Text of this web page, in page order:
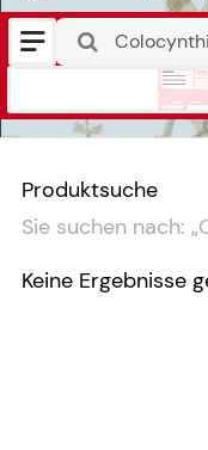
Produktsuche
Sie suchen nach: „
Keine Ergebnisse